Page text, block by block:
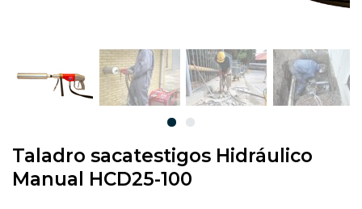
Taladro sacatestigos Hidráulico
Manual HCD25-100